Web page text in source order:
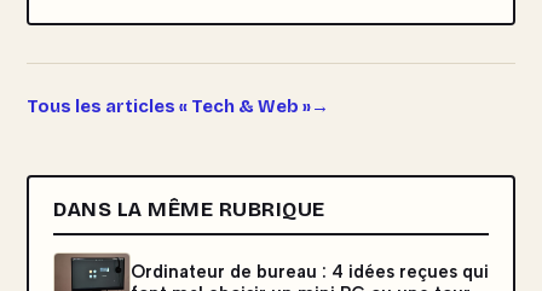
Tous les articles « Tech & Web »
DANS LA MÊME RUBRIQUE
Ordinateur de bureau : 4 idées reçues qui